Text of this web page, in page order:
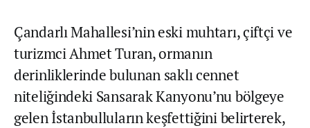
Çandarlı Mahallesi’nin eski muhtarı, çiftçi ve
turizmci Ahmet Turan, ormanın
derinliklerinde bulunan saklı cennet
niteliğindeki Sansarak Kanyonu’nu bölgeye
gelen İstanbulluların keşfettiğini belirterek,